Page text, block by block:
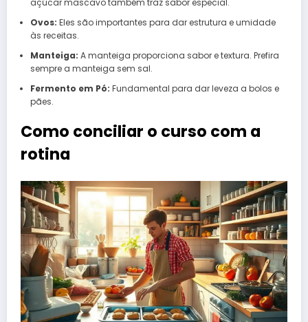
Ovos: Eles são importantes para dar estrutura e umidade
às receitas.
Manteiga: A manteiga proporciona sabor e textura. Prefira
sempre a manteiga sem sal.
Fermento em Pó: Fundamental para dar leveza a bolos e
pães.
Como conciliar o curso com a
rotina